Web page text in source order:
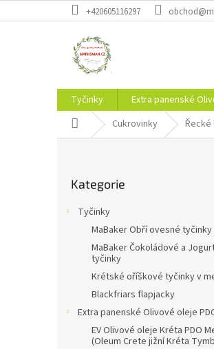
na
+420605116297
Tyčinky Extra panenské
Domů Cukrovinky Řecké
kategorie
Kategorie
Tyčinky
MaBaker Obří ovesné tyčinky
MaBaker Čokoládové a
tyčinky
Krétské oříškové tyčinky v
Blackfriars flapjacky
Extra panenské Olivové oleje
EV Olivové oleje Kréta PDO
(Oleum Crete jižní Kréta